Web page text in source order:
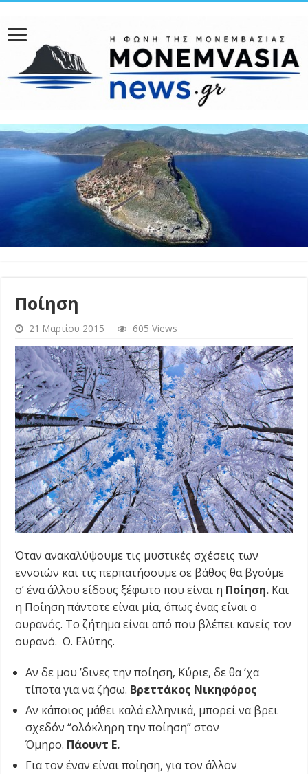
Ποίηση
21 Μαρτίου 2015 605 Views
Όταν ανακαλύψουμε τις μυστικές σχέσεις των
εννοιών και τις περπατήσουμε σε βάθος θα βγούμε
σ’ ένα άλλου είδους ξέφωτο που είναι η Ποίηση. Και
η Ποίηση πάντοτε είναι μία, όπως ένας είναι ο
ουρανός. Το ζήτημα είναι από που βλέπει κανείς τον
ουρανό. Ο. Ελύτης.
Αν δε μου ’δινες την ποίηση, Κύριε, δε θα ’χα
τίποτα για να ζήσω. Βρεττάκος Νικηφόρος
Αν κάποιος μάθει καλά ελληνικά, μπορεί να βρει
σχεδόν “ολόκληρη την ποίηση” στον
Όμηρο. Πάουντ Ε.
Για τον έναν είναι ποίηση, για τον άλλον